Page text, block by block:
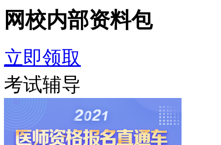
网校内部资料包
立即领取
考试辅导